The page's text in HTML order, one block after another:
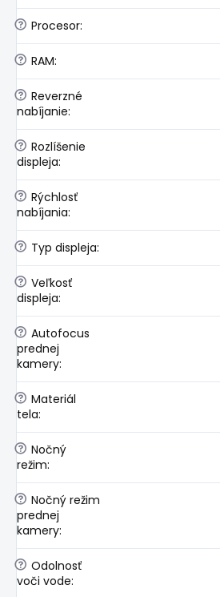
? Procesor:
? RAM:
? Reverzné
nabíjanie:
? Rozlíšenie
displeja:
? Rýchlosť
nabíjania:
? Typ displeja:
? Veľkosť
displeja:
? Autofocus
prednej
kamery:
? Materiál
tela:
? Nočný
režim:
? Nočný režim
prednej
kamery:
? Odolnosť
voči vode: